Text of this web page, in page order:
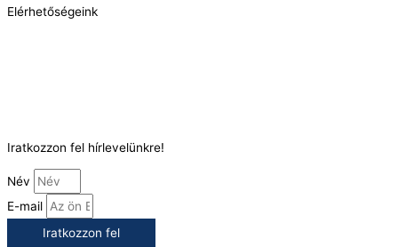
Elérhetőségeink
Iratkozzon fel hírlevelünkre!
Név
E-mail
Iratkozzon fel